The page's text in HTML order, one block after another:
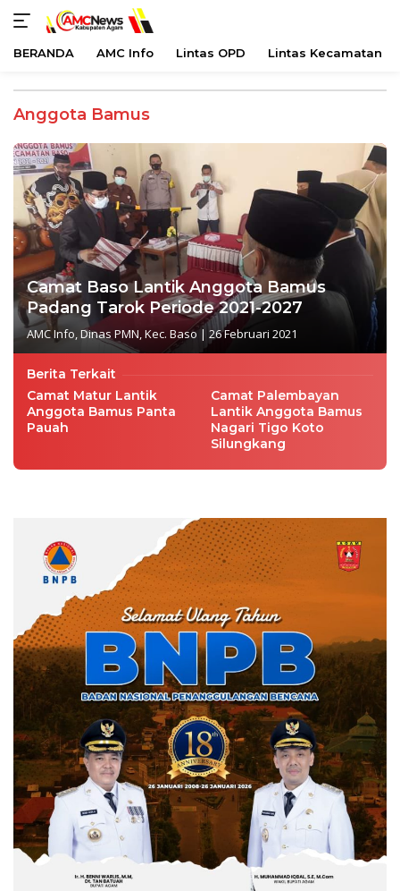
konten
BERANDA AMC Info Lintas OPD Lintas Kecamatan
Anggota Bamus
Camat Baso Lantik Anggota Bamus
Padang Tarok Periode 2021-2027
AMC Info,Dinas PMN,Kec. Baso | 26 Februari 2021
Berita Terkait
Camat Matur Lantik
Anggota Bamus Panta
Pauah
Camat Palembayan
Lantik Anggota Bamus
Nagari Tigo Koto
Silungkang